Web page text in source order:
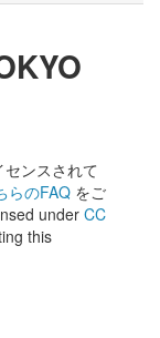
ンスされて
らのFAQ をご
under CC
this